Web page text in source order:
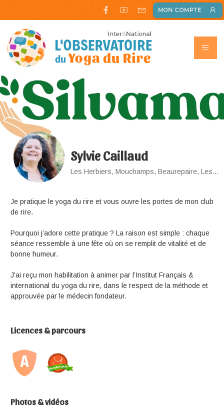
MON COMPTE
Sylvie Caillaud
Les Herbiers, Mouchamps, Beaurepaire, Les Epesses
Je pratique le yoga du rire et vous ouvre les portes de mon club
de rire.
Pourquoi j’adore cette pratique ? La raison est simple : chaque
séance ressemble à une fête où on se remplit de vitalité et de
bonne humeur.
J'ai reçu mon habilitation à animer par l’Institut Français &
international du yoga du rire, dans le respect de la méthode et
approuvée par le médecin fondateur.
Licences & parcours
Photos & vidéos